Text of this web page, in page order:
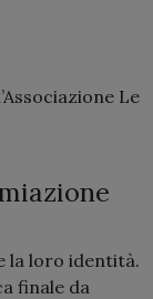
Le
la loro identità.
finale da